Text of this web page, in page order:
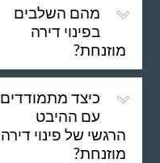
מהם השלבים
בפינוי דירה
מוזנחת?
כיצד מתמודדים
עם ההיבט
הרגשי של פינוי דירה
מוזנחת?